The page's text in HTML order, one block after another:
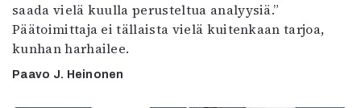
saada vielä kuulla perusteltua analyysiä.”
Päätoimittaja ei tällaista vielä kuitenkaan tarjoa,
kunhan harhailee.
Paavo J. Heinonen